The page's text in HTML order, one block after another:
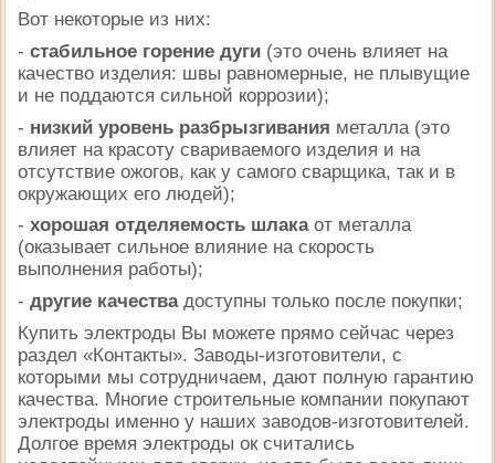
Вот некоторые из них:
- стабильное горение дуги (это очень влияет на
качество изделия: швы равномерные, не плывущие
и не поддаются сильной коррозии);
- низкий уровень разбрызгивания металла (это
влияет на красоту свариваемого изделия и на
отсутствие ожогов, как у самого сварщика, так и в
окружающих его людей);
- хорошая отделяемость шлакаот металла
(оказывает сильное влияние на скорость
выполнения работы);
- другие качествадоступны только после покупки;
Купить электроды Вы можете прямо сейчас через
раздел «Контакты». Заводы-изготовители, с
которыми мы сотрудничаем, дают полную гарантию
качества. Многие строительные компании покупают
электроды именно у наших заводов-изготовителей.
Долгое время электроды ок считались